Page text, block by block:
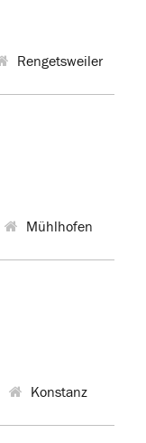
Rengetsweiler
Mühlhofen
Konstanz